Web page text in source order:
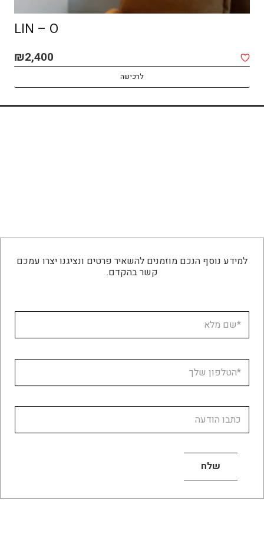
SPOT MACOCH – CEILING
₪1,850
לרכישה
למידע נוסף הנכם מוזמנים להשאיר פרטים ונציגנו יצרו עמכם
קשר בהקדם.